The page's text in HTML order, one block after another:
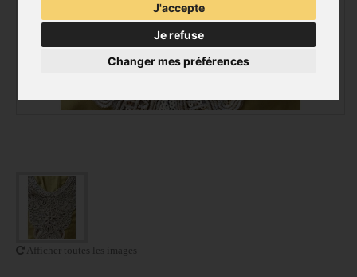
J'accepte
Je refuse
Changer mes préférences
Afficher toutes les images